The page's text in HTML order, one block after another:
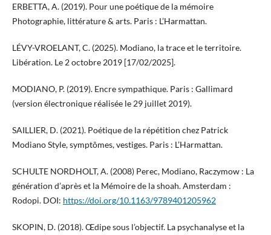
ERBETTA, A. (2019). Pour une poétique de la mémoire
Photographie, littérature & arts. Paris : L’Harmattan.
LÉVY-VROELANT, C. (2025). Modiano, la trace et le territoire.
Libération. Le 2 octobre 2019 [17/02/2025].
MODIANO, P. (2019). Encre sympathique. Paris : Gallimard
(version électronique réalisée le 29 juillet 2019).
SAILLIER, D. (2021). Poétique de la répétition chez Patrick
Modiano Style, symptômes, vestiges. Paris : L’Harmattan.
SCHULTE NORDHOLT, A. (2008) Perec, Modiano, Raczymow : La
génération d’après et la Mémoire de la shoah. Amsterdam :
Rodopi. DOI: https://doi.org/10.1163/9789401205962
SKOPIN, D. (2018). Œdipe sous l’objectif. La psychanalyse et la